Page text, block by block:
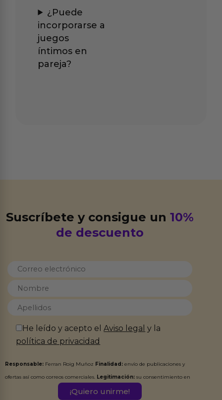
¿Puede
incorporarse a
juegos
íntimos en
pareja?
Suscríbete y consigue un10%
de descuento
He leído y acepto elAviso legal y la
política de privacidad
Responsable: Ferran Roig Muñoz Finalidad: envío de publicaciones y
ofertas así como correos comerciales. Legitimación: su consentimiento en
Destinatarios:Ferran Roig Muñoz. Podrás ejercer tus